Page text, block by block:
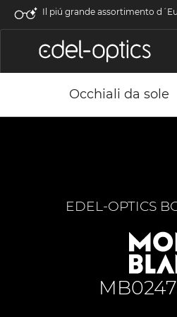
Il piú grande assortimento
Occhiali da sole
EDEL-OPTICS